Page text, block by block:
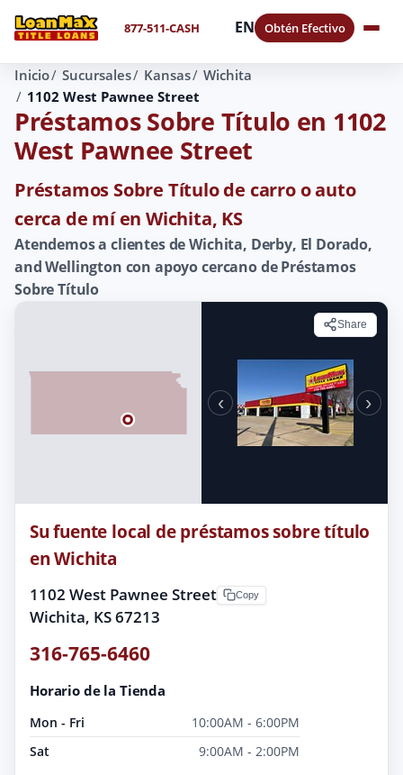
877-511-CASH EN Obtén Efectivo
Inicio Sucursales Kansas
Wichita
1102 West Pawnee Street
Préstamos Sobre Título en 1102
West Pawnee Street
Préstamos Sobre Título de carro o auto
cerca de mí en Wichita, KS
Atendemos a clientes de Wichita, Derby, El Dorado,
and Wellington con apoyo cercano de Préstamos
Sobre Título
Share
‹ ›
Su fuente local de préstamos sobre título
en Wichita
1102 West Pawnee Street
Wichita, KS 67213
Copy
316-765-6460
Horario de la Tienda
Mon - Fri
10:00AM - 6:00PM
Sat
9:00AM - 2:00PM